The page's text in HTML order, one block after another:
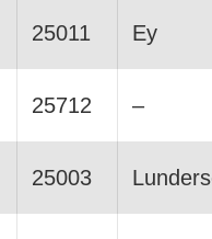
25011 Ey
25712 –
25003